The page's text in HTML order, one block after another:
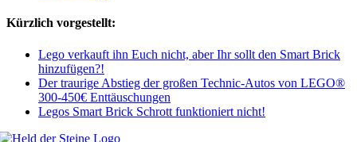
Kürzlich vorgestellt:
Lego verkauft ihn Euch nicht, aber Ihr sollt den Smart Brick
hinzufügen?!
Der traurige Abstieg der großen Technic-Autos von LEGO®
300-450€ Enttäuschungen
Legos Smart Brick Schrott funktioniert nicht!